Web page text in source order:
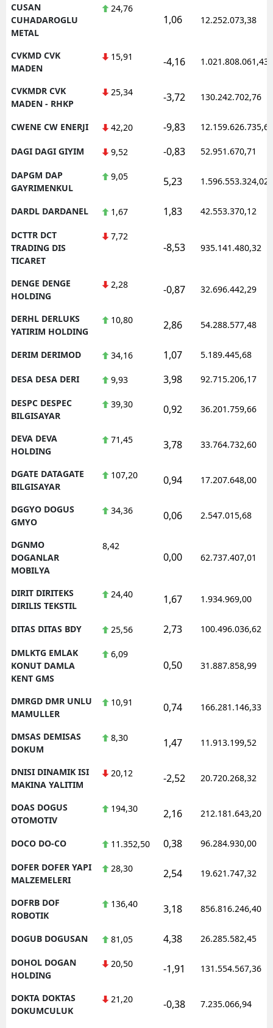
CUSAN
CUHADAROGLU
METAL
24,76
1,06 12.252.073,38
CVKMD CVK
MADEN
15,91 -4,16 1.021.808.061,43
CVKMDR CVK
MADEN - RHKP
25,34 -3,72 130.242.702,76
CWENE CW ENERJI 42,20 -9,83 12.159.626.735,62
DAGI DAGI GIYIM 9,52 -0,83 52.951.670,71
DAPGM DAP
GAYRIMENKUL
9,05 5,23 1.596.553.324,02
DARDL DARDANEL 1,67 1,83 42.553.370,12
DCTTR DCT
TRADING DIS
TICARET
7,72
-8,53 935.141.480,32
DENGE DENGE
HOLDING
2,28 -0,87 32.696.442,29
DERHL DERLUKS
YATIRIM HOLDING
10,80 2,86 54.288.577,48
DERIM DERIMOD 34,16 1,07 5.189.445,68
DESA DESA DERI 9,93 3,98 92.715.206,17
DESPC DESPEC
BILGISAYAR
39,30 0,92 36.201.759,66
DEVA DEVA
HOLDING
71,45 3,78 33.764.732,60
DGATE DATAGATE
BILGISAYAR
107,20 0,94 17.207.648,00
DGGYO DOGUS
GMYO
34,36 0,06 2.547.015,68
DGNMO
DOGANLAR
MOBILYA
8,42
0,00 62.737.407,01
DIRIT DIRITEKS
DIRILIS TEKSTIL
24,40 1,67 1.934.969,00
DITAS DITAS BDY 25,56 2,73 100.496.036,62
DMLKTG EMLAK
KONUT DAMLA
KENT GMS
6,09
0,50 31.887.858,99
DMRGD DMR UNLU
MAMULLER
10,91 0,74 166.281.146,33
DMSAS DEMISAS
DOKUM
8,30 1,47 11.913.199,52
DNISI DINAMIK ISI
MAKINA YALITIM
20,12 -2,52 20.720.268,32
DOAS DOGUS
OTOMOTIV
194,30 2,16 212.181.643,20
DOCO DO-CO 11.352,50 0,38 96.284.930,00
DOFER DOFER YAPI
MALZEMELERI
28,30 2,54 19.621.747,32
DOFRB DOF
ROBOTIK
136,40 3,18 856.816.246,40
DOGUB DOGUSAN 81,05 4,38 26.285.582,45
DOHOL DOGAN
HOLDING
20,50 -1,91 131.554.567,36
DOKTA DOKTAS
DOKUMCULUK
21,20 -0,38 7.235.066,94